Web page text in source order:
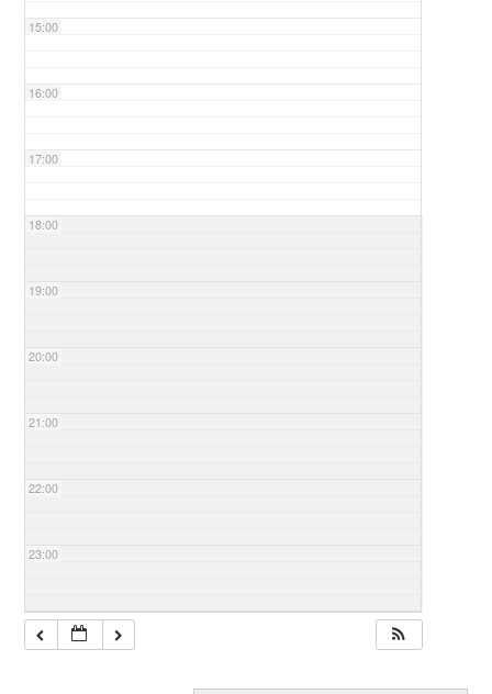
15:00
16:00
17:00
18:00
19:00
20:00
21:00
22:00
23:00